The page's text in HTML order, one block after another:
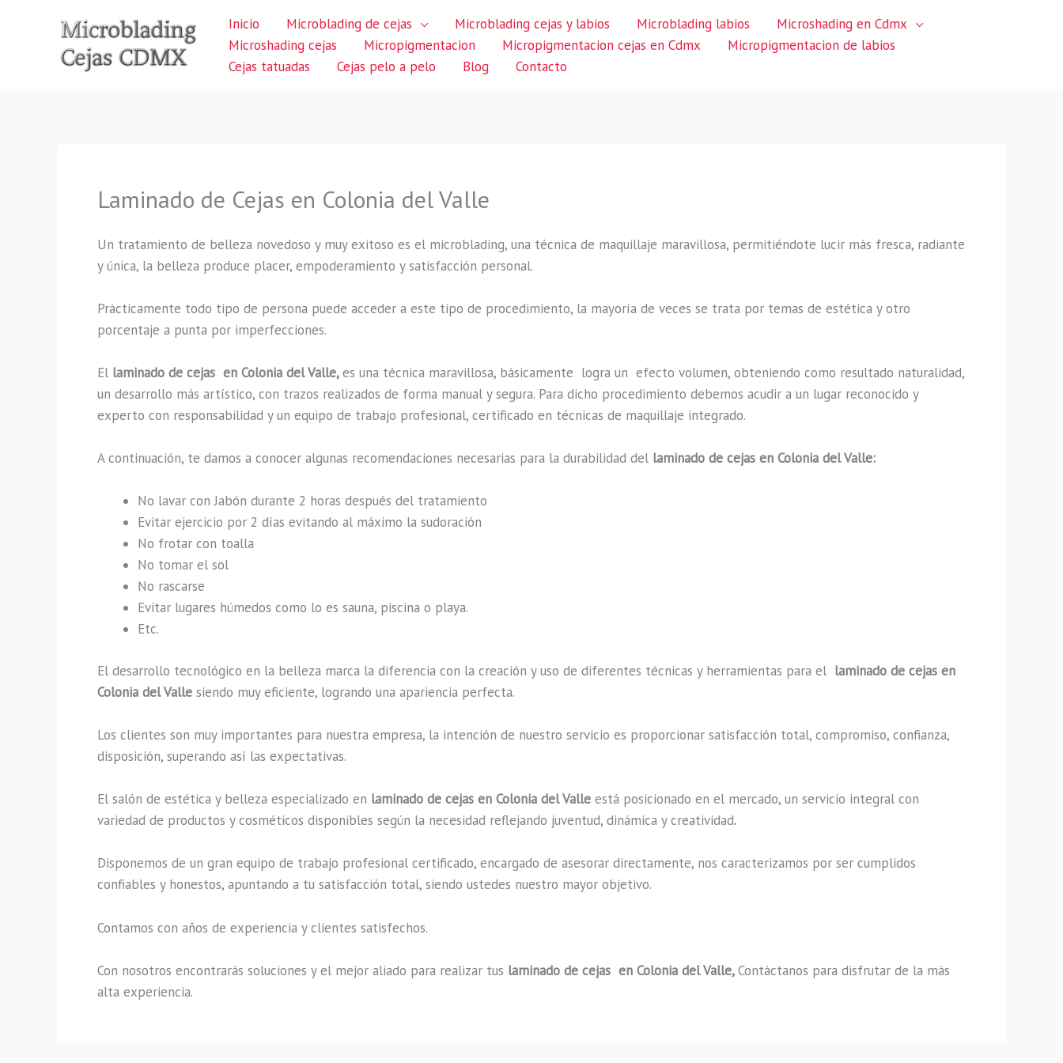
Inicio Microblading de cejas Microblading cejas y labios Microblading labios
Microshading en Cdmx
Microshading cejas
Micropigmentacion Micropigmentacion cejas en Cdmx
Micropigmentacion de labios
Cejas tatuadas
Cejas pelo a pelo Blog Contacto
Laminado de Cejas en Colonia del Valle
Un tratamiento de belleza novedoso y muy exitoso es el microblading, una técnica de maquillaje maravillosa, permitiéndote lucir más fresca, radiante
y única, la belleza produce placer, empoderamiento y satisfacción personal.
Prácticamente todo tipo de persona puede acceder a este tipo de procedimiento, la mayoría de veces se trata por temas de estética y otro
porcentaje a punta por imperfecciones.
El laminado de cejas en Colonia del Valle,es una técnica maravillosa, básicamente logra un efecto volumen, obteniendo como resultado naturalidad,
un desarrollo más artístico, con trazos realizados de forma manual y segura. Para dicho procedimiento debemos acudir a un lugar reconocido y
experto con responsabilidad y un equipo de trabajo profesional, certificado en técnicas de maquillaje integrado.
A continuación, te damos a conocer algunas recomendaciones necesarias para la durabilidad del laminado de cejas en Colonia del Valle:
No lavar con Jabón durante 2 horas después del tratamiento
Evitar ejercicio por 2 días evitando al máximo la sudoración
No frotar con toalla
No tomar el sol
No rascarse
Evitar lugares húmedos como lo es sauna, piscina o playa.
Etc.
El desarrollo tecnológico en la belleza marca la diferencia con la creación y uso de diferentes técnicas y herramientas para el laminado de cejas en
Colonia del Valle siendo muy eficiente, logrando una apariencia perfecta.
Los clientes son muy importantes para nuestra empresa, la intención de nuestro servicio es proporcionar satisfacción total, compromiso, confianza,
disposición, superando así las expectativas.
El salón de estética y belleza especializado en laminado de cejas en Colonia del Valle está posicionado en el mercado, un servicio integral con
variedad de productos y cosméticos disponibles según la necesidad reflejando juventud, dinámica y creatividad.
Disponemos de un gran equipo de trabajo profesional certificado, encargado de asesorar directamente, nos caracterizamos por ser cumplidos
confiables y honestos, apuntando a tu satisfacción total, siendo ustedes nuestro mayor objetivo.
Contamos con años de experiencia y clientes satisfechos.
Con nosotros encontrarás soluciones y el mejor aliado para realizar tus laminado de cejas en Colonia del Valle,Contáctanos para disfrutar de la más
alta experiencia.